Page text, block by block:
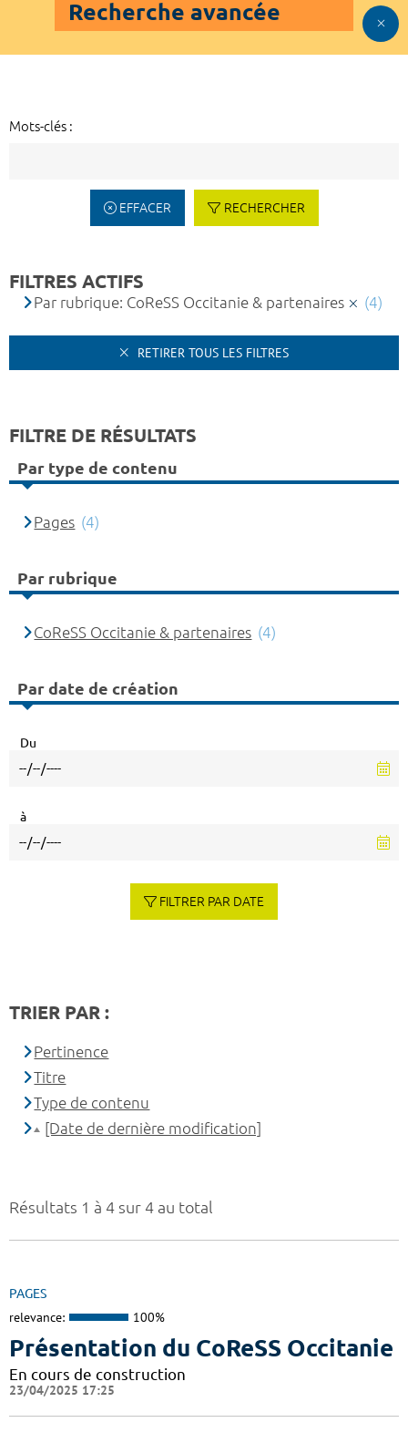
Recherche avancée
Mots-clés :
EFFACER RECHERCHER
Résultats 1 à 4 sur 4 au total
PAGES
relevance: 100%
Présentation du CoReSS Occitanie
En cours de construction
23/04/2025 17:25
FILTRES ACTIFS
Par rubrique: CoReSS Occitanie & partenaires (4)
RETIRER TOUS LES FILTRES
FILTRE DE RÉSULTATS
Par type de contenu
Pages (4)
Par rubrique
CoReSS Occitanie & partenaires (4)
Par date de création
Du
à
FILTRER PAR DATE
TRIER PAR :
Pertinence
Titre
Type de contenu
[Date de dernière modification]